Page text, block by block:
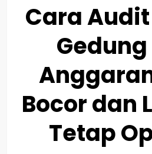
Cara
Bocor dan
Tetap